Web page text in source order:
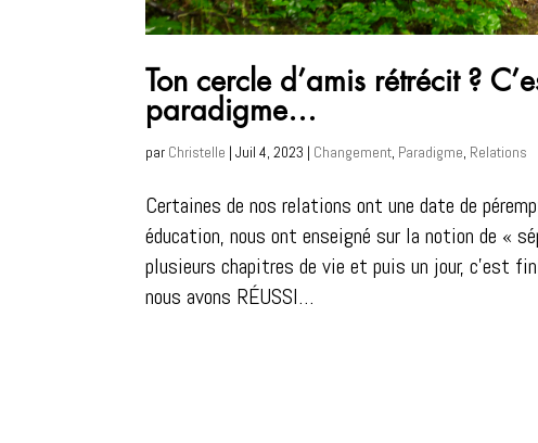
Ton cercle d’amis rétrécit ?
paradigme…
par Christelle |Juil 4, 2023 | Changement, Paradigme, Relations
Certaines de nos relations ont une date de
éducation, nous ont enseigné sur la notion de «
plusieurs chapitres de vie et puis un jour, c’est
nous avons RÉUSSI…